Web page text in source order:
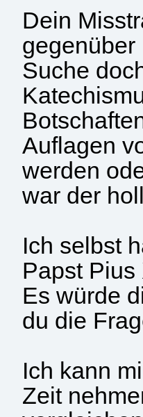
Dein
gegenüber
Suche
Auflagen
werden
war der
Ich selbst
Papst Pius
Es würde
du die
Ich kann
Zeit